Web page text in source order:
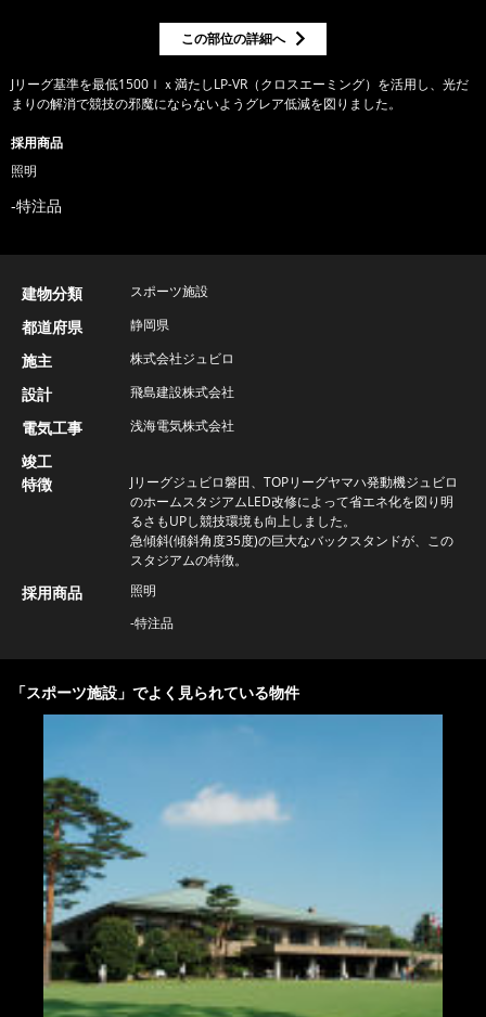
この部位の詳細へ
Jリーグ基準を最低1500ｌｘ満たしLP-VR（クロスエーミング）を活用し、光だ
まりの解消で競技の邪魔にならないようグレア低減を図りました。
採用商品
照明
特注品
建物分類 スポーツ施設
都道府県 静岡県
施主 株式会社ジュビロ
設計 飛島建設株式会社
電気工事 浅海電気株式会社
竣工
特徴
Jリーグジュビロ磐田、TOPリーグヤマハ発動機ジュビロ
のホームスタジアムLED改修によって省エネ化を図り明
るさもUPし競技環境も向上しました。
急傾斜(傾斜角度35度)の巨大なバックスタンドが、この
スタジアムの特徴。
採用商品
照明
特注品
「スポーツ施設 」でよく見られている物件